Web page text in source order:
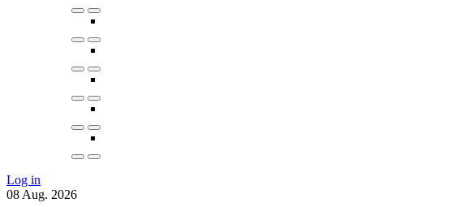
Log in
08 Aug. 2026